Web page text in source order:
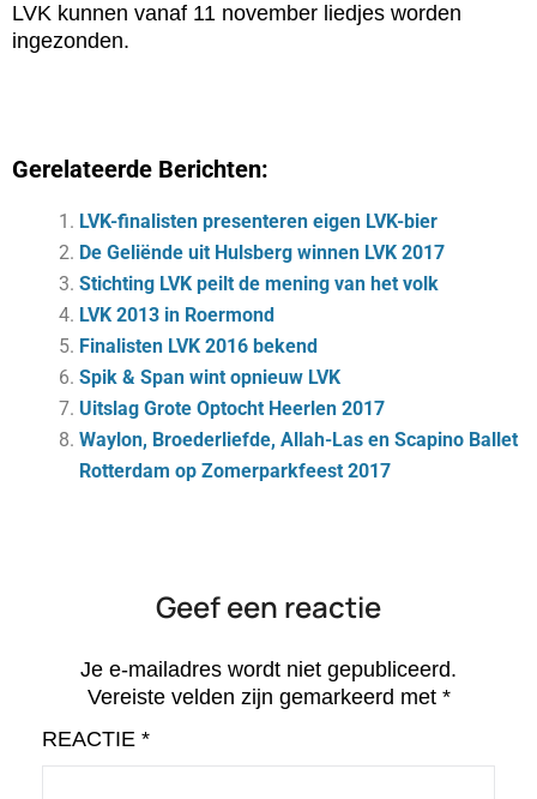
LVK kunnen vanaf 11 november liedjes worden
ingezonden.
Gerelateerde Berichten:
LVK-finalisten presenteren eigen LVK-bier
De Geliënde uit Hulsberg winnen LVK 2017
Stichting LVK peilt de mening van het volk
LVK 2013 in Roermond
Finalisten LVK 2016 bekend
Spik & Span wint opnieuw LVK
Uitslag Grote Optocht Heerlen 2017
Waylon, Broederliefde, Allah-Las en Scapino Ballet
Rotterdam op Zomerparkfeest 2017
Geef een reactie
Je e-mailadres wordt niet gepubliceerd.
Vereiste velden zijn gemarkeerd met *
REACTIE *